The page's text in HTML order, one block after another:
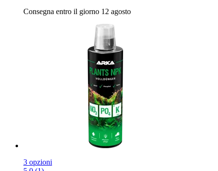
Consegna entro il giorno 12 agosto
3 opzioni